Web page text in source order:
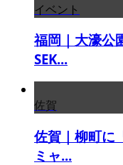
イベント
福岡｜大濠公
SEK...
佐賀
佐賀｜柳町に
ミャ...